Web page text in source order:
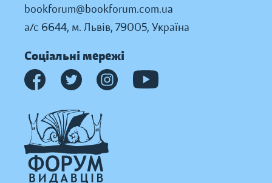
bookforum@bookforum.com.ua
а/с 6644, м. Львів, 79005, Україна
Соціальні мережі